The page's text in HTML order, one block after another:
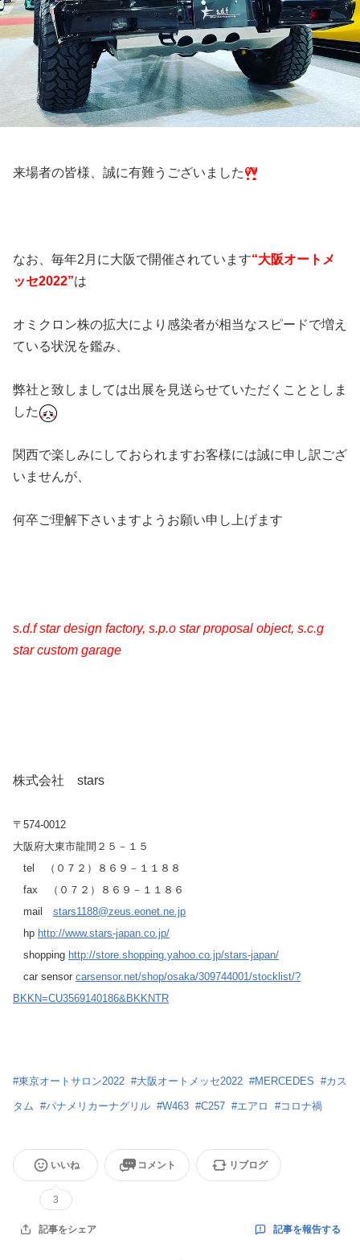
来場者の皆様、誠に有難うございました
なお、毎年2月に大阪で開催されています“大阪オートメ
ッセ2022”は
オミクロン株の拡大により感染者が相当なスピードで増え
ている状況を鑑み、
弊社と致しましては出展を見送らせていただくこととしま
した
関西で楽しみにしておられますお客様には誠に申し訳ござ
いませんが、
何卒ご理解下さいますようお願い申し上げます
s.d.f star design factory, s.p.o star proposal object, s.c.g
star custom garage
株式会社 stars
〒574-0012
大阪府大東市龍間２５－１５
tel （０７２）８６９－１１８８
fax （０７２）８６９－１１８６
mail stars1188@zeus.eonet.ne.jp
hp http://www.stars-japan.co.jp/
shopping http://store.shopping.yahoo.co.jp/stars-japan/
car sensor carsensor.net/shop/osaka/309744001/stocklist/?
BKKN=CU3569140186&BKKNTR
#東京オートサロン2022 #大阪オートメッセ2022 #MERCEDES #カス
タム #パナメリカーナグリル #W463 #C257 #エアロ #コロナ禍
いいね
3
コメント リブログ
記事をシェア 記事を報告する